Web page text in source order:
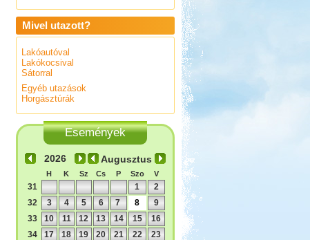
Mivel utazott?
Lakóautóval
Lakókocsival
Sátorral
Egyéb utazások
Horgásztúrák
Események
Augusztus
H K Sz Cs P Szo V
31 1
2
32
3 4 5 6 7 8
9
33
10 11 12 13 14 15
16
34
17 18 19 20 21 22
23